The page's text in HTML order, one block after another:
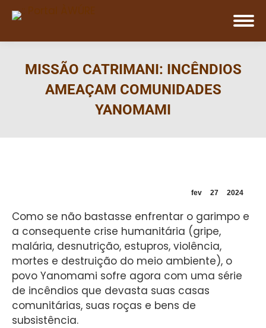
MISSÃO CATRIMANI: INCÊNDIOS
AMEAÇAM COMUNIDADES
YANOMAMI
fev 27 2024
Como se não bastasse enfrentar o garimpo e
a consequente crise humanitária (gripe,
malária, desnutrição, estupros, violência,
mortes e destruição do meio ambiente), o
povo Yanomami sofre agora com uma série
de incêndios que devasta suas casas
comunitárias, suas roças e bens de
subsistência.